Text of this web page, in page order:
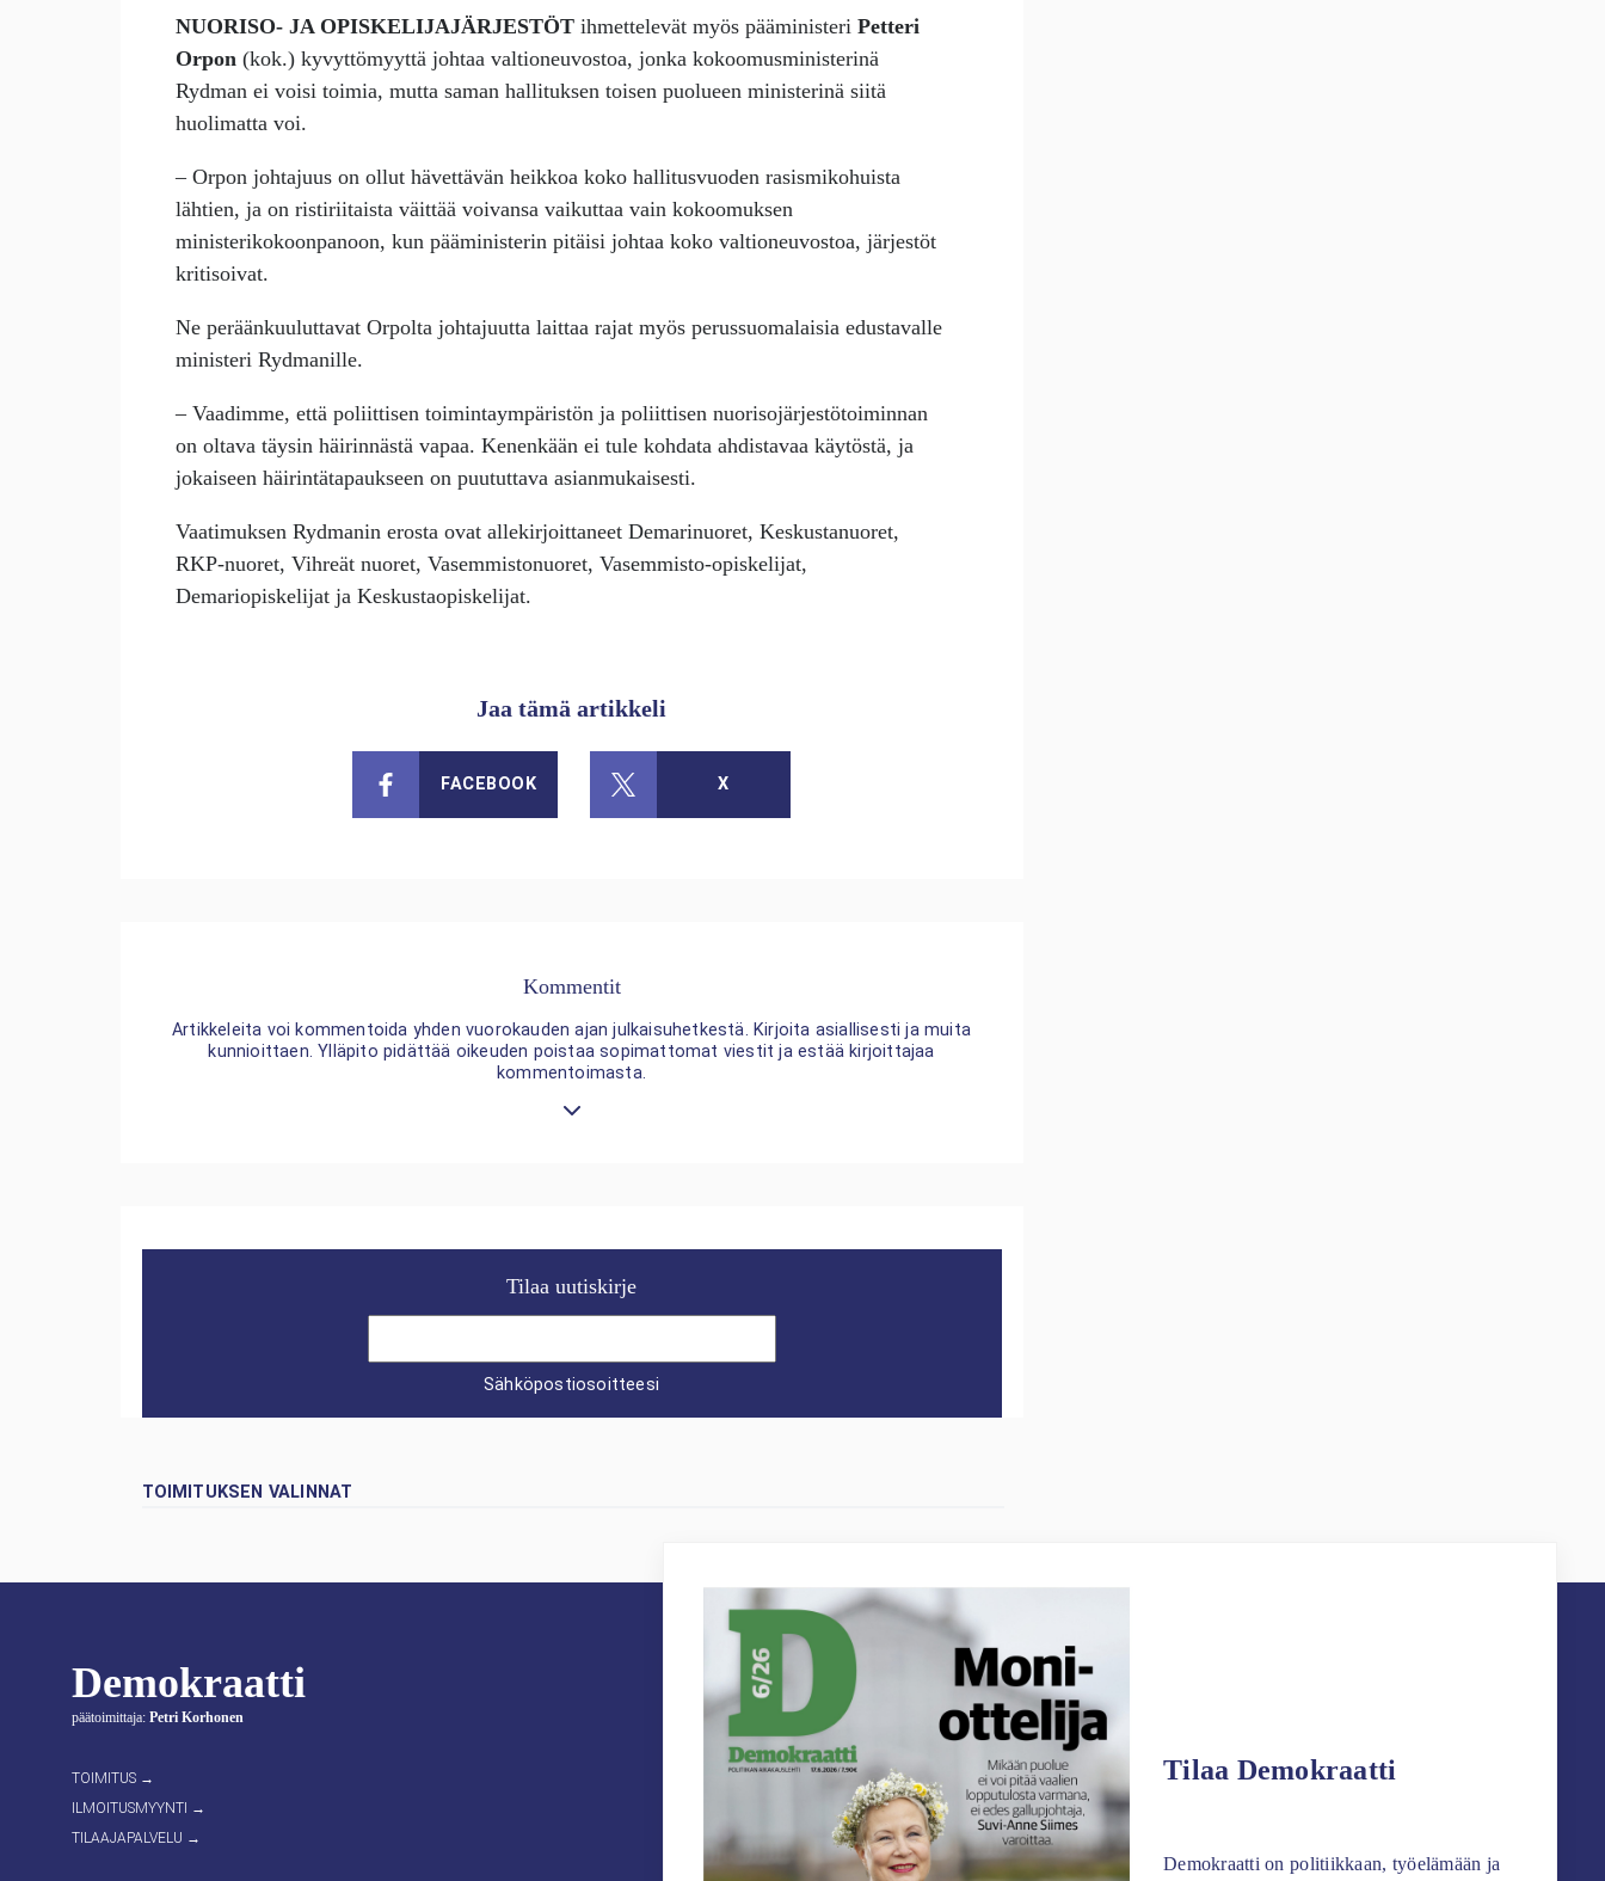
NUORISO- JA OPISKELIJAJÄRJESTÖT ihmettelevät myös pääministeriPetteri
Orpon (kok.) kyvyttömyyttä johtaa valtioneuvostoa, jonka kokoomusministerinä
Rydman ei voisi toimia, mutta saman hallituksen toisen puolueen ministerinä siitä
huolimatta voi.
– Orpon johtajuus on ollut hävettävän heikkoa koko hallitusvuoden rasismikohuista
lähtien, ja on ristiriitaista väittää voivansa vaikuttaa vain kokoomuksen
ministerikokoonpanoon, kun pääministerin pitäisi johtaa koko valtioneuvostoa, järjestöt
kritisoivat.
Ne peräänkuuluttavat Orpolta johtajuutta laittaa rajat myös perussuomalaisia edustavalle
ministeri Rydmanille.
– Vaadimme, että poliittisen toimintaympäristön ja poliittisen nuorisojärjestötoiminnan
on oltava täysin häirinnästä vapaa. Kenenkään ei tule kohdata ahdistavaa käytöstä, ja
jokaiseen häirintätapaukseen on puututtava asianmukaisesti.
Vaatimuksen Rydmanin erosta ovat allekirjoittaneet Demarinuoret, Keskustanuoret,
RKP-nuoret, Vihreät nuoret, Vasemmistonuoret, Vasemmisto-opiskelijat,
Demariopiskelijat ja Keskustaopiskelijat.
Jaa tämä artikkeli
FACEBOOK X
Kommentit
Artikkeleita voi kommentoida yhden vuorokauden ajan julkaisuhetkestä. Kirjoita asiallisesti ja muita
kunnioittaen. Ylläpito pidättää oikeuden poistaa sopimattomat viestit ja estää kirjoittajaa
kommentoimasta.
Tilaa uutiskirje
Sähköpostiosoitteesi
TOIMITUKSEN VALINNAT
Demokraatti
päätoimittaja: Petri Korhonen
TOIMITUS →
ILMOITUSMYYNTI →
TILAAJAPALVELU →
Tilaa Demokraatti
Demokraatti on politiikkaan, työelämään ja